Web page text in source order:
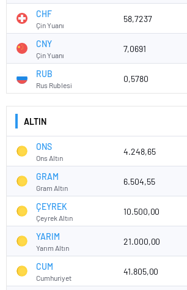
CHF
Çin Yuanı
58,7237
CNY
Çin Yuanı
7,0691
RUB
Rus Rublesi
0,5780
ALTIN
ONS
Ons Altın
4.248,65
GRAM
Gram Altın
6.504,55
ÇEYREK
Çeyrek Altın
10.500,00
YARIM
Yarım Altın
21.000,00
CUM
Cumhuriyet
41.805,00